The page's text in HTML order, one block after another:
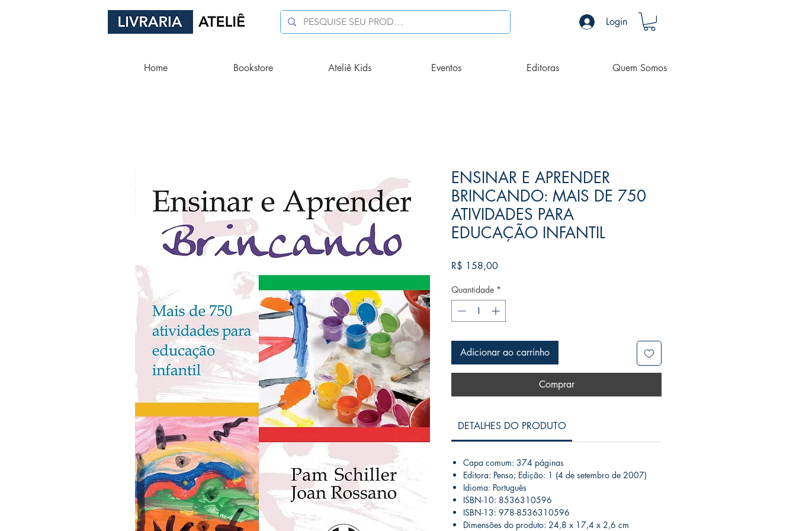
Login
Home Bookstore Ateliê Kids Eventos Editoras Quem Somos
ENSINAR E APRENDER
BRINCANDO: MAIS DE 750
ATIVIDADES PARA
EDUCAÇÃO INFANTIL
R$ 158,00Preço
Quantidade *
Adicionar ao carrinho
Comprar
DETALHES DO PRODUTO
Capa comum: 374 páginas
Editora: Penso; Edição: 1 (4 de setembro de 2007)
Idioma: Português
ISBN-10: 8536310596
ISBN-13: 978-8536310596
Dimensões do produto: 24,8 x 17,4 x 2,6 cm